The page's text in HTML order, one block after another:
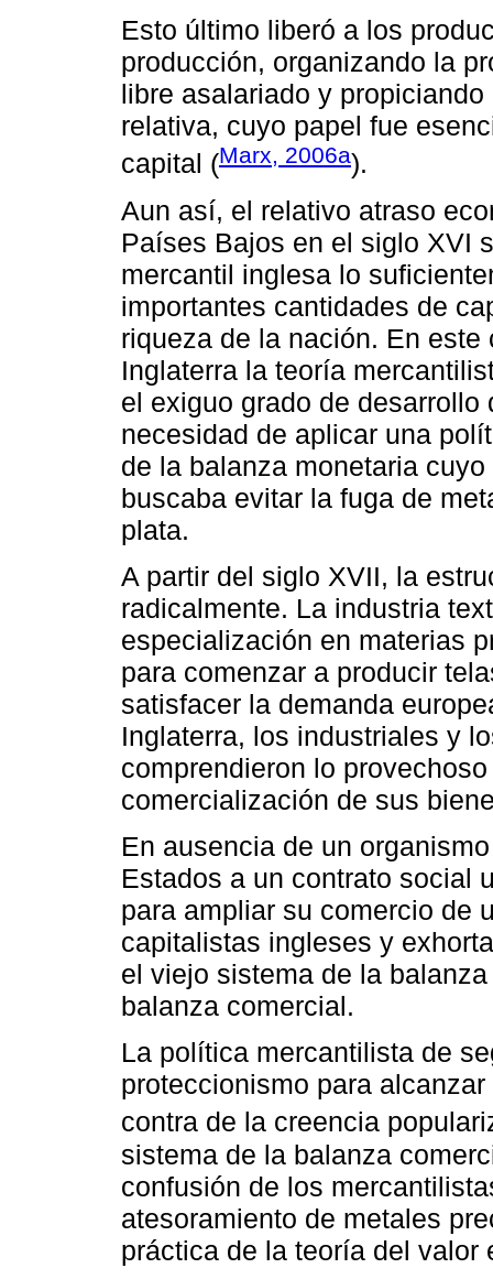
Esto último liberó a los
producción, organizando la
libre asalariado y
relativa, cuyo papel fue
capital (Marx, 2006a).
Aun así, el relativo atraso
Países Bajos en el siglo XVI
mercantil inglesa lo
importantes cantidades de
riqueza de la nación. En
Inglaterra la teoría
el exiguo grado de
necesidad de aplicar una
de la balanza monetaria
buscaba evitar la fuga de
plata.
A partir del siglo XVII, la
radicalmente. La industria
especialización en materias
para comenzar a producir
satisfacer la demanda
Inglaterra, los industriales y
comprendieron lo
comercialización de sus
En ausencia de un
Estados a un contrato social
para ampliar su comercio de
capitalistas ingleses y
el viejo sistema de la
balanza comercial.
La política mercantilista de
proteccionismo para
contra de la creencia
sistema de la balanza
confusión de los
atesoramiento de metales
práctica de la teoría del valor